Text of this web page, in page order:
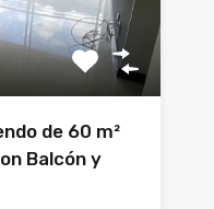
de 60 m²
Balcón y